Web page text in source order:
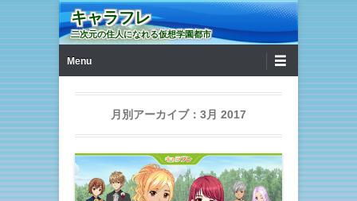
キャラフレ
二次元の住人になれる仮想学園都市
Menu
月別アーカイブ： 3月 2017